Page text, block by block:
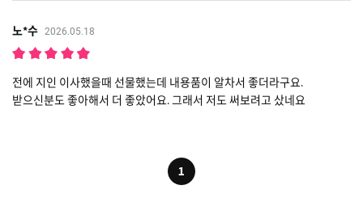
노*수 2026.05.18
전에 지인 이사했을때 선물했는데 내용품이 알차서 좋더라구요.
받으신분도 좋아해서 더 좋았어요. 그래서 저도 써보려고 샀네요
1